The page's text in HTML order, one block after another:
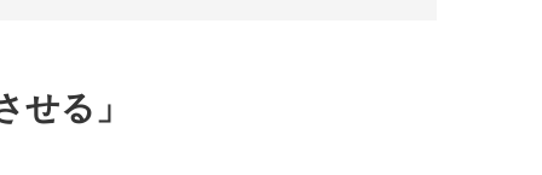
る」